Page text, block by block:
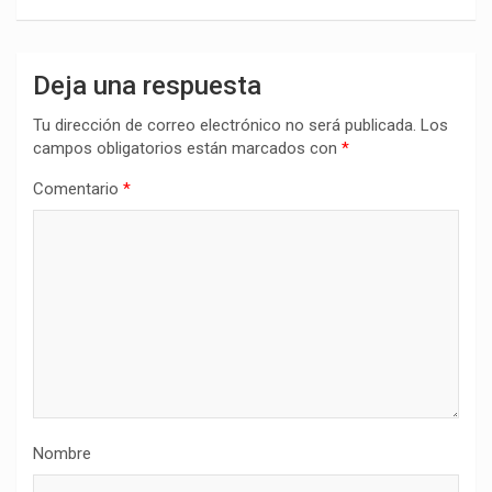
Deja una respuesta
Tu dirección de correo electrónico no será publicada. Los
campos obligatorios están marcados con *
Comentario *
Nombre